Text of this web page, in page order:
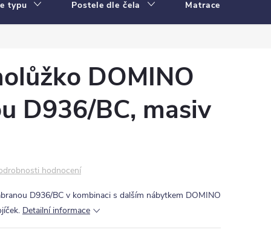
typu Postele dle čela Matrace
DOMINO
D936/BC, masiv
hodnocení
D936/BC v kombinaci s dalším nábytkem DOMINO
Detailní informace